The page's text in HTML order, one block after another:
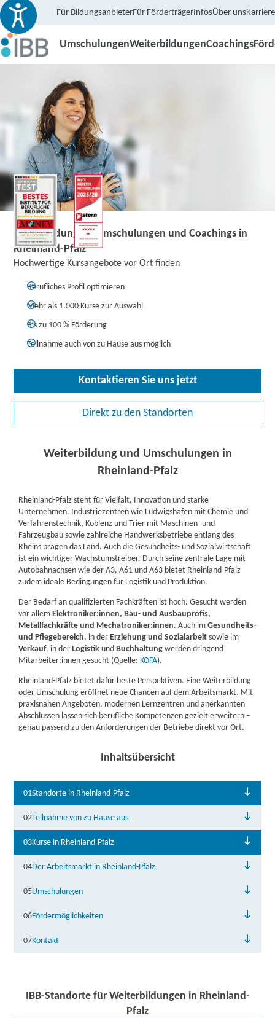
Für BildungsanbieterFür FörderträgerInfosÜber unsKarriere
UmschulungenWeiterbildungenCoachings
Weiterbildungen, Umschulungen und Coachings in
Rheinland-Pfalz
Hochwertige Kursangebote vor Ort finden
Berufliches Profil optimieren
Mehr als 1.000 Kurse zur Auswahl
Bis zu 100 % Förderung
Teilnahme auch von zu Hause aus möglich
Kontaktieren Sie uns jetzt
Direkt zu den Standorten
Weiterbildung und Umschulungen in
Rheinland-Pfalz
Rheinland-Pfalz steht für Vielfalt, Innovation und starke
Unternehmen. Industriezentren wie Ludwigshafen mit Chemie und
Verfahrenstechnik, Koblenz und Trier mit Maschinen- und
Fahrzeugbau sowie zahlreiche Handwerksbetriebe entlang des
Rheins prägen das Land. Auch die Gesundheits- und Sozialwirtschaft
ist ein wichtiger Wachstumstreiber. Durch seine zentrale Lage mit
Autobahnachsen wie der A3, A61 und A63 bietet Rheinland-Pfalz
zudem ideale Bedingungen für Logistik und Produktion.
Der Bedarf an qualifizierten Fachkräften ist hoch. Gesucht werden
vor allemElektroniker:innen, Bau- und Ausbauprofis,
Metallfachkräfte und Mechatroniker:innen. Auch imGesundheits-
und Pflegebereich, in derErziehung und Sozialarbeit sowie im
Verkauf, in derLogistik undBuchhaltung werden dringend
Mitarbeiter:innen gesucht (Quelle:KOFA).
Rheinland-Pfalz bietet dafür beste Perspektiven. Eine Weiterbildung
oder Umschulung eröffnet neue Chancen auf dem Arbeitsmarkt. Mit
praxisnahen Angeboten, modernen Lernzentren und anerkannten
Abschlüssen lassen sich berufliche Kompetenzen gezielt erweitern –
genau passend zu den Anforderungen der Betriebe direkt vor Ort.
Inhaltsübersicht
01Standorte in Rheinland-Pfalz
02Teilnahme von zu Hause aus
03Kurse in Rheinland-Pfalz
04Der Arbeitsmarkt in Rheinland-Pfalz
05Umschulungen
06Fördermöglichkeiten
07Kontakt
IBB-Standorte für Weiterbildungen in Rheinland-
Pfalz